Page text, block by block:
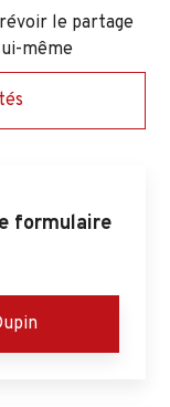
le partage
même
formulaire